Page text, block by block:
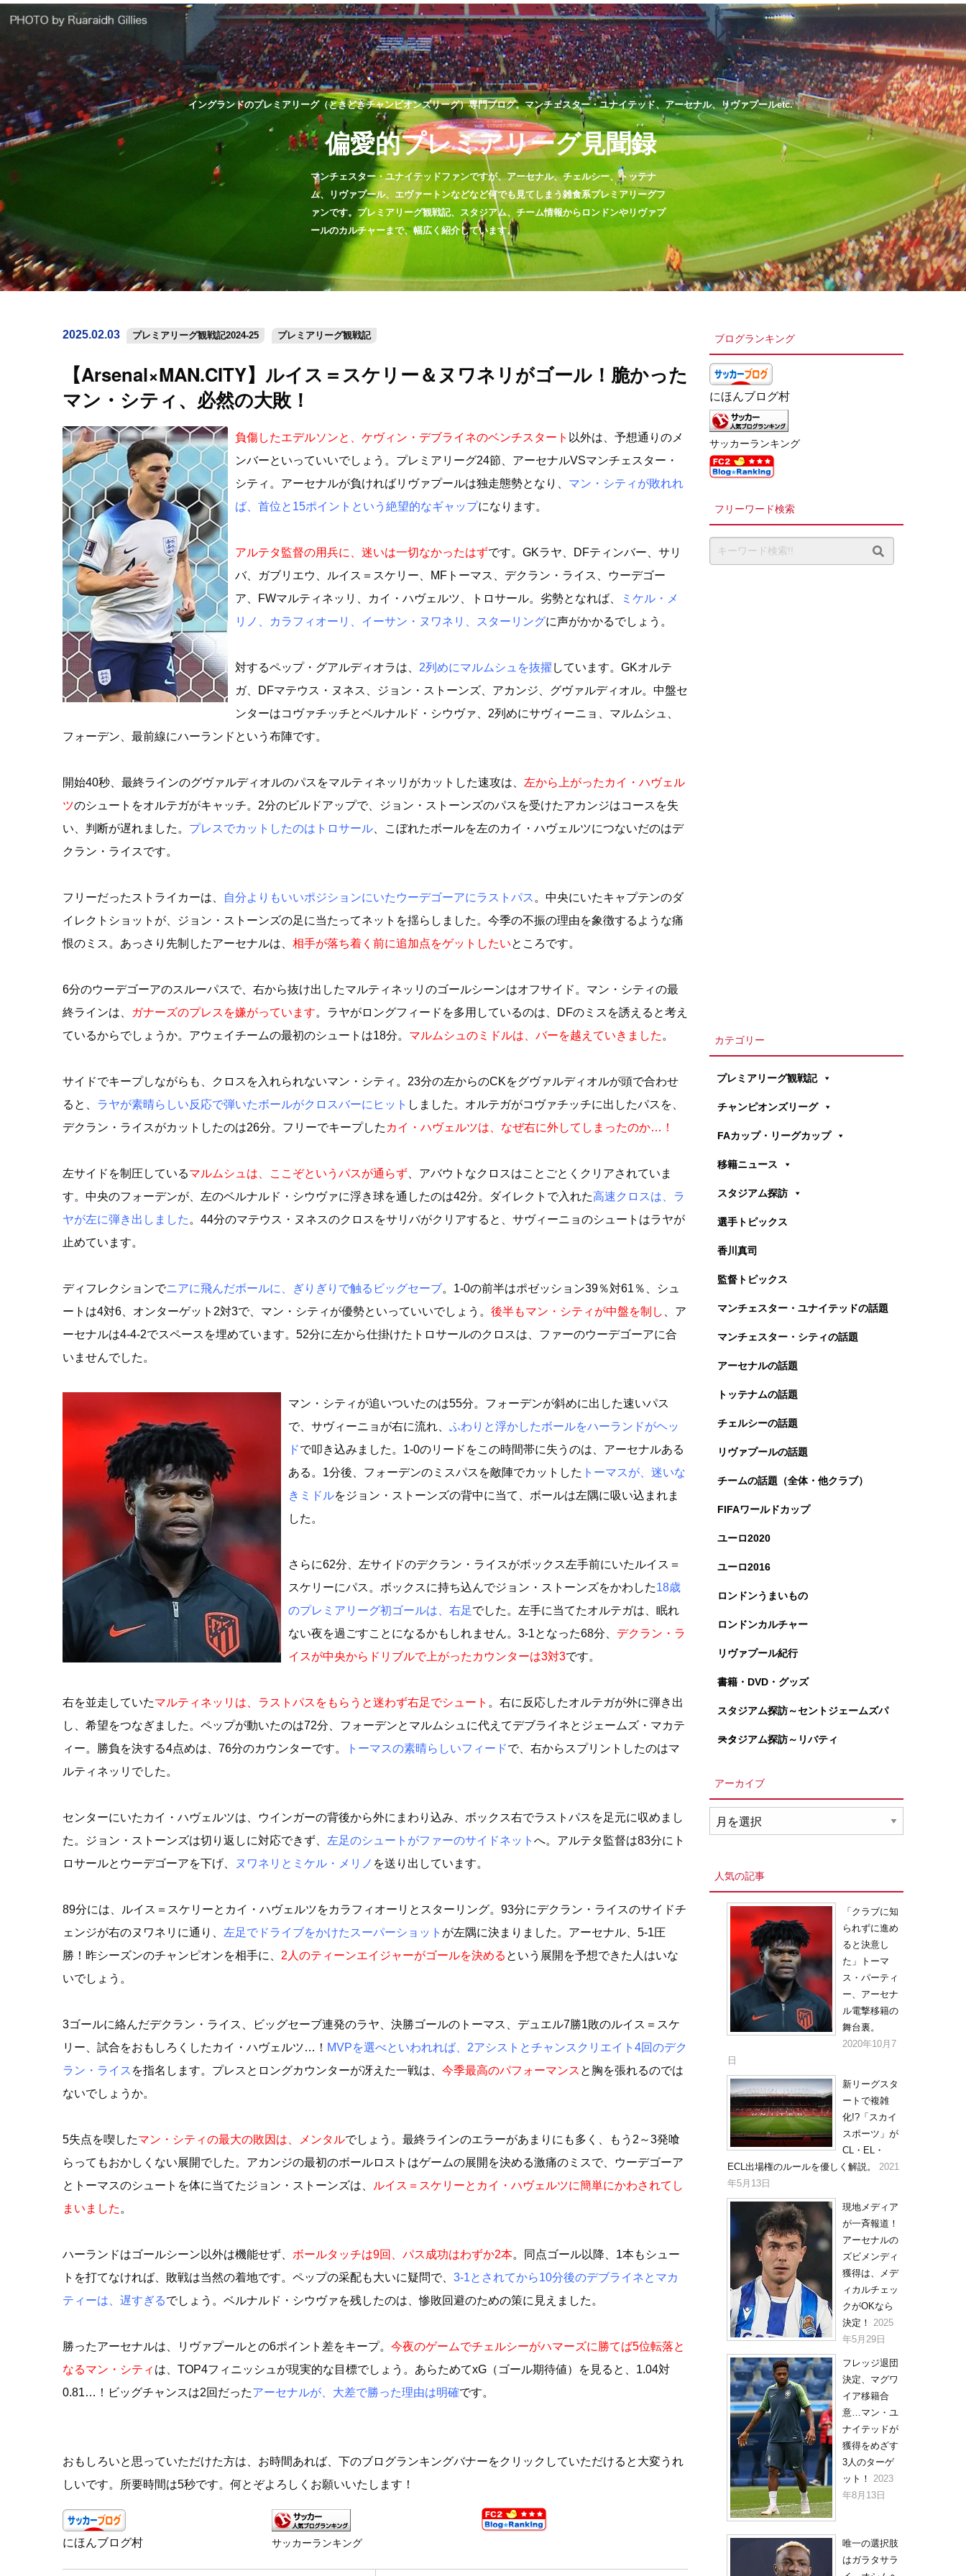
イングランドのプレミアリーグ（ときどきチャンピオンズリーグ）専門ブログ。マンチェスター・ユナイテッド、アーセナル、リヴァプールetc.
偏愛的プレミアリーグ見聞録
マンチェスター・ユナイテッドファンですが、アーセナル、チェルシー、トッテナ
ム、リヴァプール、エヴァートンなどなど何でも見てしまう雑食系プレミアリーグフ
ァンです。プレミアリーグ観戦記、スタジアム、チーム情報からロンドンやリヴァプ
ールのカルチャーまで、幅広く紹介しています。
2025.02.03 プレミアリーグ観戦記2024-25 プレミアリーグ観戦記
【Arsenal×MAN.CITY】ルイス＝スケリー＆ヌワネリがゴール！脆かった
マン・シティ、必然の大敗！
負傷したエデルソンと、ケヴィン・デブライネのベンチスタート 以外は、予想通りのメ
ンバーといっていいでしょう。プレミアリーグ24節、アーセナルVSマンチェスター・
シティ。アーセナルが負ければリヴァプールは独走態勢となり、 マン・シティが敗れれ
ば、首位と15ポイントという絶望的なギャップになります。
アルテタ監督の用兵に、迷いは一切なかったはずです。GKラヤ、DFティンバー、サリ
バ、ガブリエウ、ルイス＝スケリー、MFトーマス、デクラン・ライス、ウーデゴー
ア、FWマルティネッリ、カイ・ハヴェルツ、トロサール。劣勢となれば、
ミケル・メ
リノ、カラフィオーリ、イーサン・ヌワネリ、スターリングに声がかかるでしょう。
対するペップ・グアルディオラは、 2列めにマルムシュを抜擢 しています。GKオルテ
ガ、DFマテウス・ヌネス、ジョン・ストーンズ、アカンジ、グヴァルディオル。中盤セ
ンターはコヴァチッチとベルナルド・シウヴァ、2列めにサヴィーニョ、マルムシュ、
フォーデン、最前線にハーランドという布陣です。
開始40秒、最終ラインのグヴァルディオルのパスをマルティネッリがカットした速攻は、 左から上がったカイ・ハヴェル
ツのシュートをオルテガがキャッチ。2分のビルドアップで、ジョン・ストーンズのパスを受けたアカンジはコースを失
い、判断が遅れました。 プレスでカットしたのはトロサール 、こぼれたボールを左のカイ・ハヴェルツにつないだのはデ
クラン・ライスです。
フリーだったストライカーは、 自分よりもいいポジションにいたウーデゴーアにラストパス 。中央にいたキャプテンのダ
イレクトショットが、ジョン・ストーンズの足に当たってネットを揺らしました。今季の不振の理由を象徴するような痛
恨のミス。あっさり先制したアーセナルは、 相手が落ち着く前に追加点をゲットしたいところです。
6分のウーデゴーアのスルーパスで、右から抜け出したマルティネッリのゴールシーンはオフサイド。マン・シティの最
終ラインは、
ガナーズのプレスを嫌がっています。ラヤがロングフィードを多用しているのは、DFのミスを誘えると考え
ているからでしょうか。アウェイチームの最初のシュートは18分。 マルムシュのミドルは、バーを越えていきました 。
サイドでキープしながらも、クロスを入れられないマン・シティ。23分の左からのCKをグヴァルディオルが頭で合わせ
ると、 ラヤが素晴らしい反応で弾いたボールがクロスバーにヒット しました。オルテガがコヴァチッチに出したパスを、
デクラン・ライスがカットしたのは26分。フリーでキープした カイ・ハヴェルツは、なぜ右に外してしまったのか…！
左サイドを制圧しているマルムシュは、ここぞというパスが通らず 、アバウトなクロスはことごとくクリアされていま
す。中央のフォーデンが、左のベルナルド・シウヴァに浮き球を通したのは42分。ダイレクトで入れた高速クロスは、ラ
ヤが左に弾き出しました 。44分のマテウス・ヌネスのクロスをサリバがクリアすると、サヴィーニョのシュートはラヤが
止めています。
ディフレクションでニアに飛んだボールに、ぎりぎりで触るビッグセーブ。1‐0の前半はポゼッション39％対61％、シュ
ートは4対6、オンターゲット2対3で、マン・シティが優勢といっていいでしょう。 後半もマン・シティが中盤を制し
、ア
ーセナルは4‐4‐2でスペースを埋めています。52分に左から仕掛けたトロサールのクロスは、ファーのウーデゴーアに合
いませんでした。
マン・シティが追いついたのは55分。フォーデンが斜めに出した速いパス
で、サヴィーニョが右に流れ、 ふわりと浮かしたボールをハーランドがヘッ
ドで叩き込みました。1‐0のリードをこの時間帯に失うのは、アーセナルある
ある。1分後、フォーデンのミスパスを敵陣でカットした トーマスが、迷いな
きミドルをジョン・ストーンズの背中に当て、ボールは左隅に吸い込まれま
した。
さらに62分、左サイドのデクラン・ライスがボックス左手前にいたルイス＝
スケリーにパス。ボックスに持ち込んでジョン・ストーンズをかわした18歳
のプレミアリーグ初ゴールは、右足でした。左手に当てたオルテガは、眠れ
ない夜を過ごすことになるかもしれません。3‐1となった68分、 デクラン・ラ
イスが中央からドリブルで上がったカウンターは3対3です。
右を並走していたマルティネッリは、ラストパスをもらうと迷わず右足でシュート 。右に反応したオルテガが外に弾き出
し、希望をつなぎました。ペップが動いたのは72分、フォーデンとマルムシュに代えてデブライネとジェームズ・マカテ
ィー。勝負を決する4点めは、76分のカウンターです。
トーマスの素晴らしいフィードで、右からスプリントしたのはマ
ルティネッリでした。
センターにいたカイ・ハヴェルツは、ウインガーの背後から外にまわり込み、ボックス右でラストパスを足元に収めまし
た。ジョン・ストーンズは切り返しに対応できず、 左足のシュートがファーのサイドネット へ。アルテタ監督は83分にト
ロサールとウーデゴーアを下げ、
ヌワネリとミケル・メリノ を送り出しています。
89分には、ルイス＝スケリーとカイ・ハヴェルツをカラフィオーリとスターリング。93分にデクラン・ライスのサイドチ
ェンジが右のヌワネリに通り、 左足でドライブをかけたスーパーショット が左隅に決まりました。アーセナル、5‐1圧
勝！昨シーズンのチャンピオンを相手に、 2人のティーンエイジャーがゴールを決める という展開を予想できた人はいな
いでしょう。
3ゴールに絡んだデクラン・ライス、ビッグセーブ連発のラヤ、決勝ゴールのトーマス、デュエル7勝1敗のルイス＝スケ
リー、試合をおもしろくしたカイ・ハヴェルツ…！ MVPを選べといわれれば、2アシストとチャンスクリエイト4回のデク
ラン・ライス を指名します。プレスとロングカウンターが冴えた一戦は、 今季最高のパフォーマンス と胸を張れるのでは
ないでしょうか。
5失点を喫したマン・シティの最大の敗因は、メンタルでしょう。最終ラインのエラーがあまりにも多く、もう2～3発喰
らってもおかしくない展開でした。アカンジの最初のボールロストはゲームの展開を決める激痛のミスで、ウーデゴーア
とトーマスのシュートを体に当てたジョン・ストーンズは、
ルイス＝スケリーとカイ・ハヴェルツに簡単にかわされてし
まいました 。
ハーランドはゴールシーン以外は機能せず、 ボールタッチは9回、パス成功はわずか2本。同点ゴール以降、1本もシュー
トを打てなければ、敗戦は当然の着地です。ペップの采配も大いに疑問で、 3‐1とされてから10分後のデブライネとマカ
ティーは、遅すぎるでしょう。ベルナルド・シウヴァを残したのは、惨敗回避のための策に見えました。
勝ったアーセナルは、リヴァプールとの6ポイント差をキープ。 今夜のゲームでチェルシーがハマーズに勝てば5位転落と
なるマン・シティ は、TOP4フィニッシュが現実的な目標でしょう。あらためてxG（ゴール期待値）を見ると、1.04対
0.81…！ビッグチャンスは2回だったアーセナルが、大差で勝った理由は明確です。
おもしろいと思っていただけた方は、お時間あれば、下のブログランキングバナーをクリックしていただけると大変うれ
しいです。所要時間は5秒です。何とぞよろしくお願いいたします！
にほんブログ村 サッカーランキング
ブログランキング
にほんブログ村
サッカーランキング
フリーワード検索
カテゴリー
プレミアリーグ観戦記
チャンピオンズリーグ
FAカップ・リーグカップ
移籍ニュース
スタジアム探訪
選手トピックス
香川真司
監督トピックス
マンチェスター・ユナイテッドの話題
マンチェスター・シティの話題
アーセナルの話題
トッテナムの話題
チェルシーの話題
リヴァプールの話題
チームの話題（全体・他クラブ）
FIFAワールドカップ
ユーロ2020
ユーロ2016
ロンドンうまいもの
ロンドンカルチャー
リヴァプール紀行
書籍・DVD・グッズ
スタジアム探訪～セントジェームズパ
ーク
スタジアム探訪～リバティ
アーカイブ
ー
人気の記事
「クラブに知
られずに進め
ると決意し
た」トーマ
ス・パーティ
ー、アーセナ
ル電撃移籍の
舞台裏。
2020年10月7
日
新リーグスタ
ートで複雑
化!?「スカイ
スポーツ」が
CL・EL・
ECL出場権のルールを優しく解説。
2021
年5月13日
現地メディア
が一斉報道！
アーセナルの
ズビメンディ
獲得は、メデ
ィカルチェッ
クがOKなら
決定！
2025
年5月29日
フレッジ退団
決定、マグワ
イア移籍合
意…マン・ユ
ナイテッドが
獲得をめざす
3人のターゲ
ット！ 2023
年8月13日
唯一の選択肢
はガラタサラ